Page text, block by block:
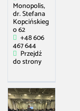
Monopolis,
dr. Stefana
Kopcińskieg
o 62
+48 606
467 644
Przejdź
do strony